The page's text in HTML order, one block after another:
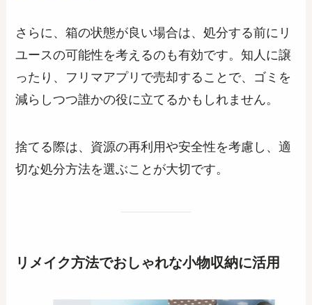
さらに、箱の状態が良い場合は、処分する前にリ
ユースの可能性を考えるのも有効です。知人に譲
ったり、フリマアプリで売却することで、ゴミを
減らしつつ誰かの役に立てるかもしれません。
捨てる際は、資源の再利用や安全性を考慮し、適
切な処分方法を選ぶことが大切です。
リメイク方法でおしゃれな小物収納に活用